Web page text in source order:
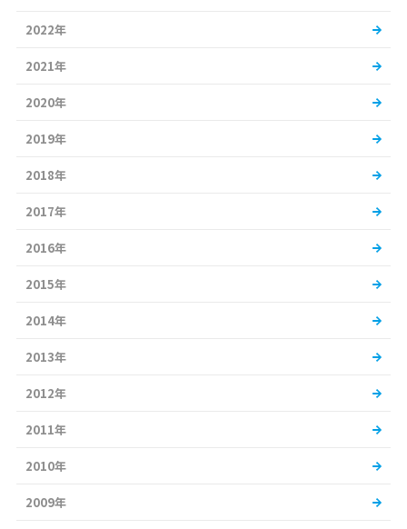
2022年
2021年
2020年
2019年
2018年
2017年
2016年
2015年
2014年
2013年
2012年
2011年
2010年
2009年